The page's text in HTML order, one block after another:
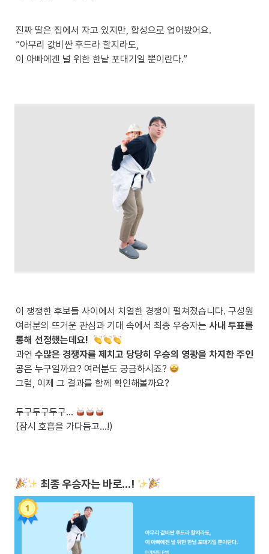
진짜 딸은 집에서 자고 있지만, 합성으로 업어봤어요.
”아무리 값비싼 후드라 할지라도,
이 아빠에겐 널 위한 한낱 포대기일 뿐이란다.”
이 쟁쟁한 후보들 사이에서 치열한 경쟁이 펼쳐졌습니다. 구성원
여러분의 뜨거운 관심과 기대 속에서 최종 우승자는 사내 투표를
통해 선정했는데요!
과연 수많은 경쟁자를 제치고 당당히 우승의 영광을 차지한 주인
공은 누구일까요? 여러분도 궁금하시죠?
그럼, 이제 그 결과를 함께 확인해볼까요?
두구두구두구…
(잠시 호흡을 가다듬고…!)
최종 우승자는 바로…!